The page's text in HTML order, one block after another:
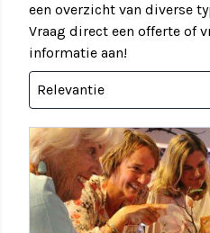
een overzicht van diverse
Vraag direct een offerte of
informatie aan!